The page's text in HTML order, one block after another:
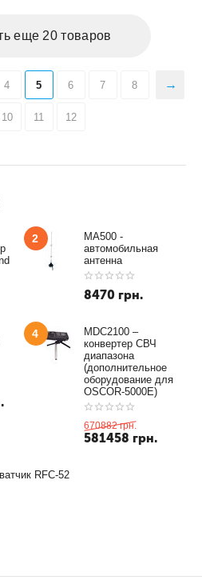
еще 20 товаров
4 5 6 7 8
10 11 12
2
MA500 -
автомобильная
антенна
8470 грн.
4
MDC2100 –
конвертер СВЧ
диапазона
(дополнительное
оборудование для
OSCOR-5000E)
670882 грн.
581458 грн.
RFC-52